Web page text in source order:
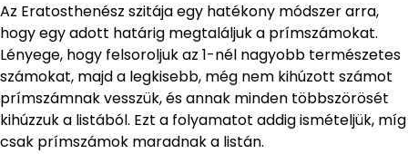
Az Eratosthenész szitája egy hatékony módszer arra,
hogy egy adott határig megtaláljuk a prímszámokat.
Lényege, hogy felsoroljuk az 1-nél nagyobb természetes
számokat, majd a legkisebb, még nem kihúzott számot
prímszámnak vesszük, és annak minden többszörösét
kihúzzuk a listából. Ezt a folyamatot addig ismételjük, míg
csak prímszámok maradnak a listán.